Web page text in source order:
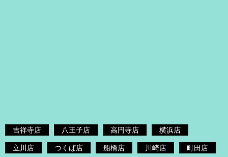
吉祥寺店 八王子店 高円寺店 横浜店
立川店 つくば店 船橋店 川崎店 町田店